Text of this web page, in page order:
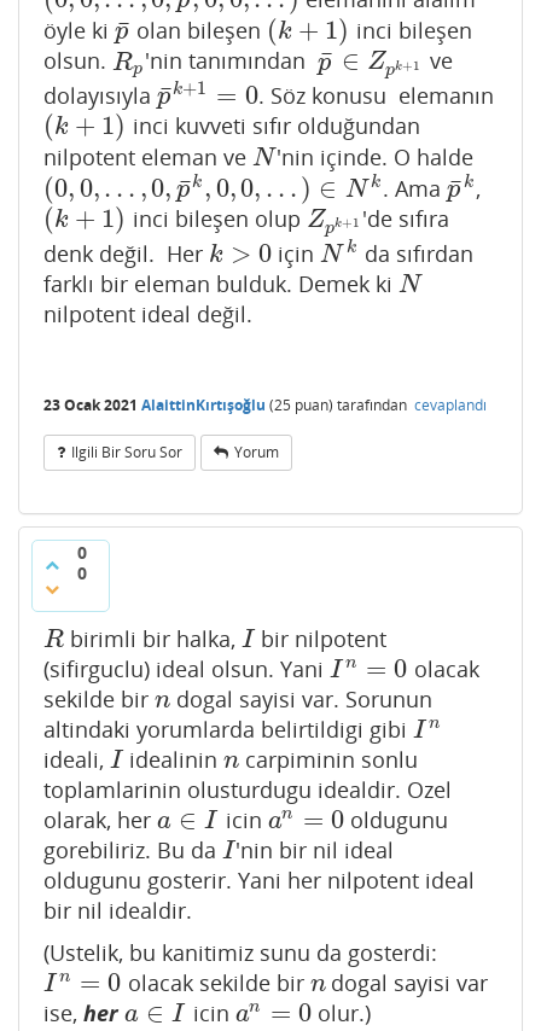
öyle ki p
¯
p¯olan bileşen (k + 1)
(k+ 1)
inci bileşen
olsun. Rp
Rp 'nin tanımındanp
¯ ∈ Zpk+1
p¯ ∈ Zpk+1 ve
dolayısıyla p
¯k+1 = 0
p¯k+1 =0 . Söz konusu elemanın
(k + 1)
(k+ 1)
inci kuvveti sıfır olduğundan
nilpotent eleman ve N
N 'nin içinde. O halde
(0,0,. . . ,0, p
¯k ,0,0, . . .) ∈ N k
(0,0 ,... ,0, p ¯k,0 ,0,... )∈Nk . Amap
¯ k
p¯k,
(k + 1)
(k+ 1) inci bileşen olup Zpk+1
Zpk+1'de sıfıra
denk değil. Her k > 0
k> 0 içinN k
Nk
da sıfırdan
farklı bir eleman bulduk. Demek ki N
N
nilpotent ideal değil.
23 Ocak 2021 AlaittinKırtışoğlu (25 puan) tarafından cevaplandı
Ilgili Bir Soru Sor Yorum
0
0
R
R birimli bir halka, I
I bir nilpotent
(sifirguclu) ideal olsun. Yani I n = 0
In= 0
olacak
sekilde bir n
ndogal sayisi var. Sorunun
altindaki yorumlarda belirtildigi gibi I n
In
ideali, I
I idealininn
n carpiminin sonlu
toplamlarinin olusturdugu idealdir. Ozel
olarak, her a ∈ I
a∈I icin an = 0
an =0
oldugunu
gorebiliriz. Bu da I
I 'nin bir nil ideal
oldugunu gosterir. Yani her nilpotent ideal
bir nil idealdir.
(Ustelik, bu kanitimiz sunu da gosterdi:
I n = 0
In= 0 olacak sekilde bir n
ndogal sayisi var
ise, her a ∈ I
a∈I icin an = 0
an =0
olur.)